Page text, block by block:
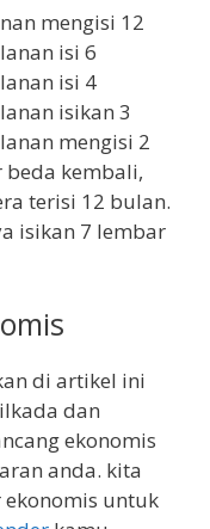
mengisi 12
isi 6
isi 4
isikan 3
mengisi 2
kembali,
terisi 12 bulan.
isikan 7 lembar
di artikel ini
dan
ekonomis
anda. kita
untuk